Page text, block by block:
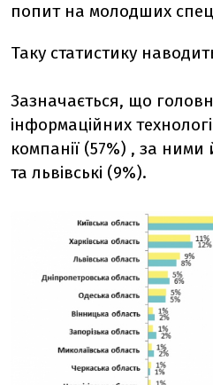
попит на молодших
Таку статистику
Зазначається, що
інформаційних
компанії (57%) , за ними
та львівські (9%).